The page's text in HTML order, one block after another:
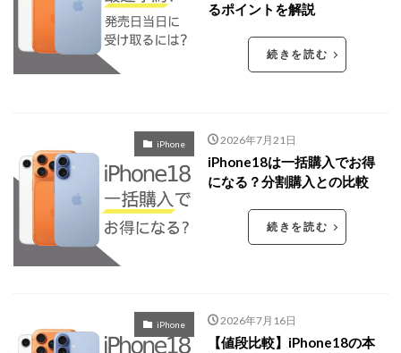
るポイントを解説
続きを読む
iPhone 2026年7月21日
iPhone18は一括購入でお得
になる？分割購入との比較
続きを読む
iPhone 2026年7月16日
【値段比較】iPhone18の本